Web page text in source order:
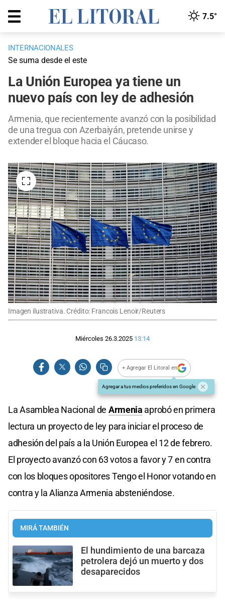
7.5°
INTERNACIONALES
Se suma desde el este
La Unión Europea ya tiene un
nuevo país con ley de adhesión
Armenia, que recientemente avanzó con la posibilidad
de una tregua con Azerbaiyán, pretende unirse y
extender el bloque hacia el Cáucaso.
Imagen ilustrativa. Crédito: Francois Lenoir/Reuters
Miércoles 26.3.2025 13:14
+ Agregar El Litoral en
Agregar a tus medios preferidos en Google
La Asamblea Nacional de Armenia aprobó en primera
lectura un proyecto de ley para iniciar el proceso de
adhesión del país a la Unión Europea el 12 de febrero.
El proyecto avanzó con 63 votos a favor y 7 en contra
con los bloques opositores Tengo el Honor votando en
contra y la Alianza Armenia absteniéndose.
MIRÁ TAMBIÉN
El hundimiento de una barcaza
petrolera dejó un muerto y dos
desaparecidos